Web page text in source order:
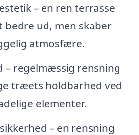
– en ren terrasse
bedre ud, men skaber
atmosfære.
– regelmæssig rensning
træets holdbarhed ved
elementer.
– en rensning